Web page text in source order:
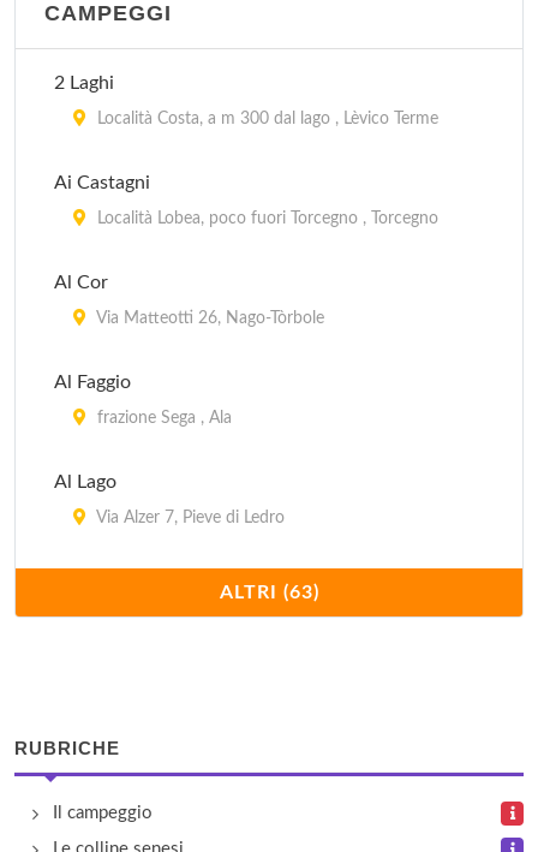
CAMPEGGI
2 Laghi
Località Costa, a m 300 dal lago , Lèvico Terme
Ai Castagni
Località Lobea, poco fuori Torcegno , Torcegno
Al Cor
Via Matteotti 26, Nago-Tòrbole
Al Faggio
frazione Sega , Ala
Al Lago
Via Alzer 7, Pieve di Ledro
Viale Rovereto 112, Riva del Garda
Al Sole
Località Besta, via Maffei, km 1 da Molina di Ledro,
vicino al lago , Molina di Ledro
ALTRI (63)
RUBRICHE
Il campeggio